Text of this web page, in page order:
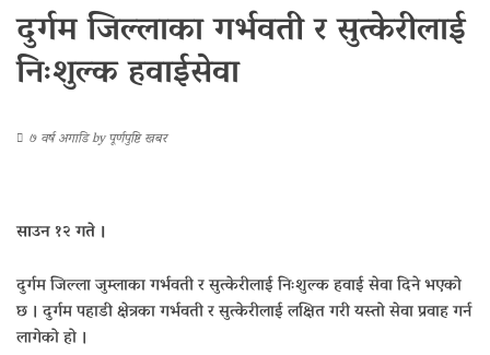
दुर्गम जिल्लाका गर्भवती र सुत्केरीलाई
निःशुल्क हवाईसेवा
७ वर्ष अगाडिbyपूर्णपुष्टि खबर
साउन १२ गते ।
दुर्गम जिल्ला जुम्लाका गर्भवती र सुत्केरीलाई निःशुल्क हवाई सेवा दिने भएको
छ । दुर्गम पहाडी क्षेत्रका गर्भवती र सुत्केरीलाई लक्षित गरी यस्तो सेवा प्रवाह गर्न
लागेको हो ।